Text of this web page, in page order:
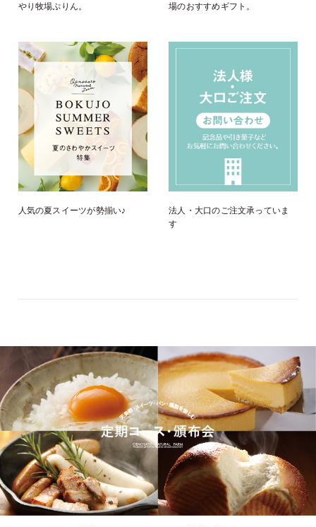
やり牧場ぷりん。
場のおすすめギフト。
人気の夏スイーツが勢揃い♪
法人・大口のご注文承っていま
す